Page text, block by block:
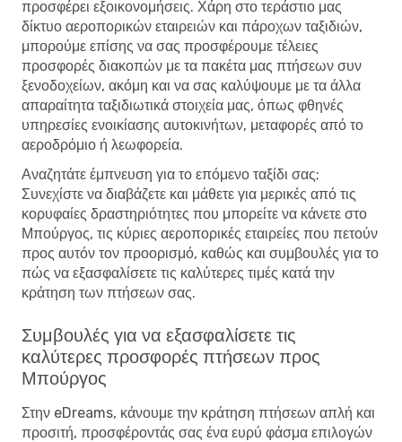
προσφέρει εξοικονομήσεις. Χάρη στο τεράστιο μας
δίκτυο αεροπορικών εταιρειών και πάροχων ταξιδιών,
μπορούμε επίσης να σας προσφέρουμε τέλειες
προσφορές διακοπών με τα πακέτα μας πτήσεων συν
ξενοδοχείων, ακόμη και να σας καλύψουμε με τα άλλα
απαραίτητα ταξιδιωτικά στοιχεία μας, όπως φθηνές
υπηρεσίες ενοικίασης αυτοκινήτων, μεταφορές από το
αεροδρόμιο ή λεωφορεία.
Αναζητάτε έμπνευση για το επόμενο ταξίδι σας;
Συνεχίστε να διαβάζετε και μάθετε για μερικές από τις
κορυφαίες δραστηριότητες που μπορείτε να κάνετε στο
Μπούργος, τις κύριες αεροπορικές εταιρείες που πετούν
προς αυτόν τον προορισμό, καθώς και συμβουλές για το
πώς να εξασφαλίσετε τις καλύτερες τιμές κατά την
κράτηση των πτήσεων σας.
Συμβουλές για να εξασφαλίσετε τις
καλύτερες προσφορές πτήσεων προς
Μπούργος
Στην eDreams, κάνουμε την κράτηση πτήσεων απλή και
προσιτή, προσφέροντάς σας ένα ευρύ φάσμα επιλογών